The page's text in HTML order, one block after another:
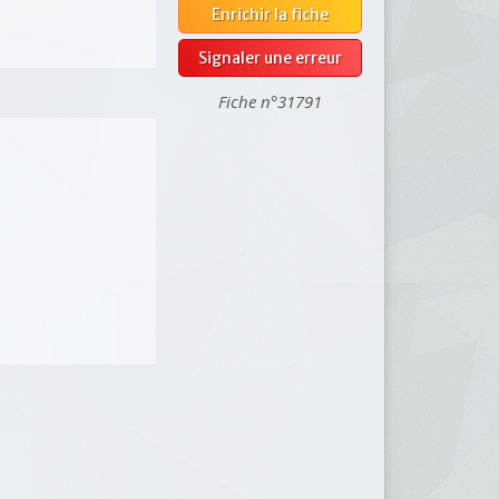
Enrichir la fiche
Signaler une erreur
Fiche n°31791